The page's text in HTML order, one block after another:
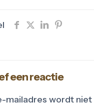
een reactie
mailadres wordt